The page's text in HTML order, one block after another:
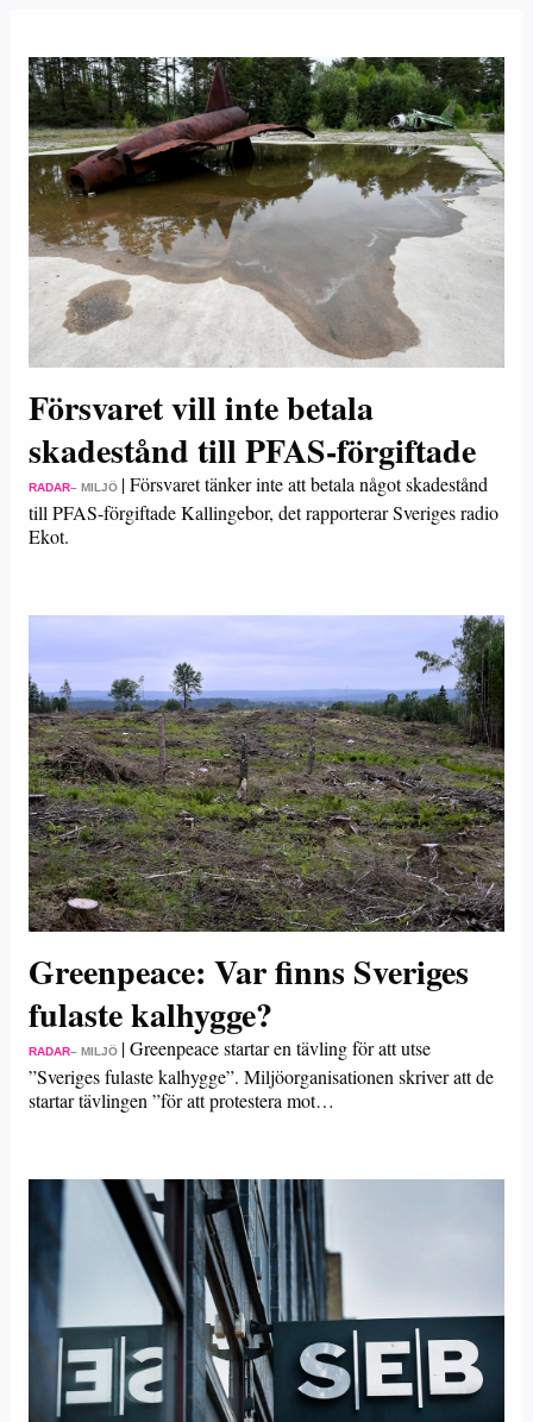
Försvaret vill inte betala
skadestånd till PFAS-förgiftade
RADAR– MILJÖ |Försvaret tänker inte att betala något skadestånd
till PFAS-förgiftade Kallingebor, det rapporterar Sveriges radio
Ekot.
Greenpeace: Var finns Sveriges
fulaste kalhygge?
RADAR– MILJÖ |Greenpeace startar en tävling för att utse
”Sveriges fulaste kalhygge”. Miljöorganisationen skriver att de
startar tävlingen ”för att protestera mot…